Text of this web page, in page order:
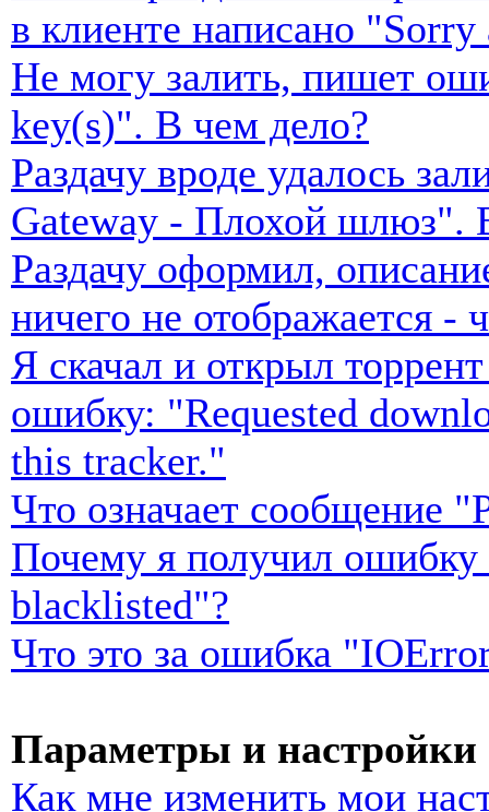
в клиенте написано
Не могу залить, пишет
key(s)". В чем дело?
Раздачу вроде удалось
Gateway - Плохой шлюз".
Раздачу оформил,
ничего не отображается -
Я скачал и открыл
ошибку: "Requested
this tracker."
Что означает сообщение
Почему я получил
blacklisted"?
Что это за ошибка
Параметры и настройки
Как мне изменить мои